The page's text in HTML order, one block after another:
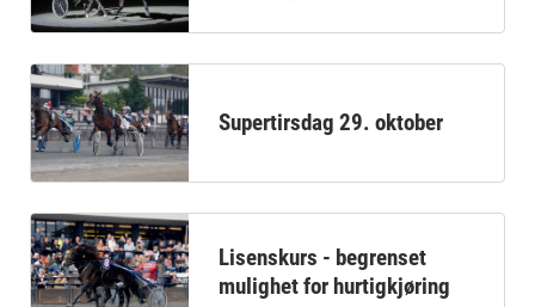
Supertirsdag 29. oktober
Lisenskurs - begrenset
mulighet for hurtigkjøring